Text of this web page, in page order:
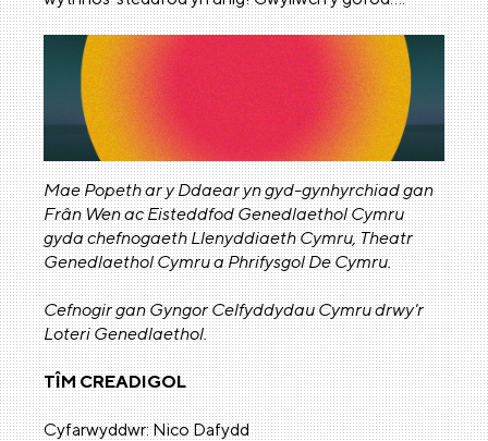
Mae Popeth ar y Ddaear yn gyd-gynhyrchiad gan
Frân Wen ac Eisteddfod Genedlaethol Cymru
gyda chefnogaeth Llenyddiaeth Cymru, Theatr
Genedlaethol Cymru a Phrifysgol De Cymru.
Cefnogir gan Gyngor Celfyddydau Cymru drwy'r
Loteri Genedlaethol.
TÎM CREADIGOL
Cyfarwyddwr: Nico Dafydd